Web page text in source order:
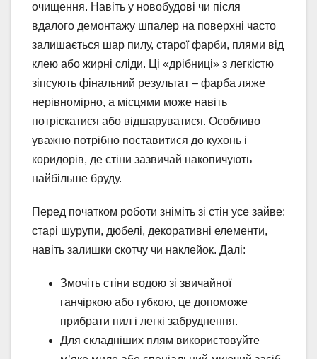
очищення. Навіть у новобудові чи після
вдалого демонтажу шпалер на поверхні часто
залишається шар пилу, старої фарби, плями від
клею або жирні сліди. Ці «дрібниці» з легкістю
зіпсують фінальний результат – фарба ляже
нерівномірно, а місцями може навіть
потріскатися або відшаруватися. Особливо
уважно потрібно поставитися до кухонь і
коридорів, де стіни зазвичай накопичують
найбільше бруду.
Перед початком роботи зніміть зі стін усе зайве:
старі шурупи, дюбелі, декоративні елементи,
навіть залишки скотчу чи наклейок. Далі:
Змочіть стіни водою зі звичайної
ганчіркою або губкою, це допоможе
прибрати пил і легкі забруднення.
Для складніших плям використовуйте